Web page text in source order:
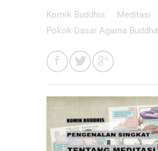
Komik Buddhis
Meditasi
Pokok Dasar Agama Buddha